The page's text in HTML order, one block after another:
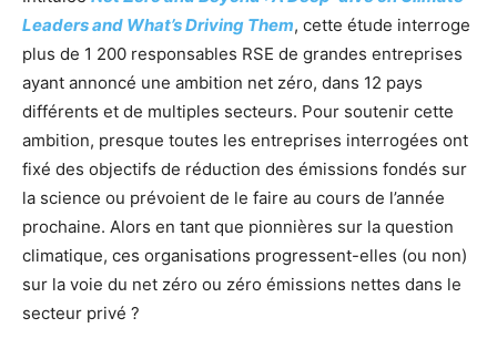
Leaders and What’s Driving Them, cette étude interroge
plus de 1 200 responsables RSE de grandes entreprises
ayant annoncé une ambition net zéro, dans 12 pays
différents et de multiples secteurs. Pour soutenir cette
ambition, presque toutes les entreprises interrogées ont
fixé des objectifs de réduction des émissions fondés sur
la science ou prévoient de le faire au cours de l’année
prochaine. Alors en tant que pionnières sur la question
climatique, ces organisations progressent-elles (ou non)
sur la voie du net zéro ou zéro émissions nettes dans le
secteur privé ?